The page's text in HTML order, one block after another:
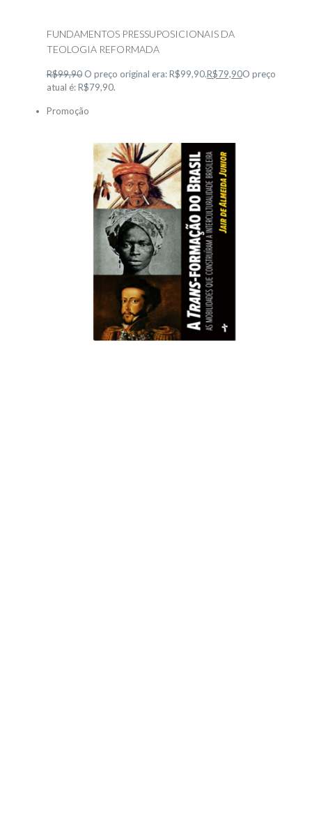
FUNDAMENTOS PRESSUPOSICIONAIS DA
TEOLOGIA REFORMADA
R$99,90O preço original era: R$99,90.R$79,90O preço
atual é: R$79,90.
Promoção